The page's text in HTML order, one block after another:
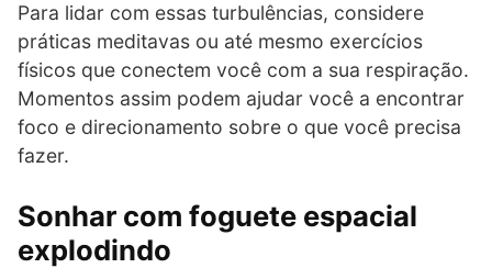
Para lidar com essas turbulências, considere
práticas meditavas ou até mesmo exercícios
físicos que conectem você com a sua respiração.
Momentos assim podem ajudar você a encontrar
foco e direcionamento sobre o que você precisa
fazer.
Sonhar com foguete espacial
explodindo